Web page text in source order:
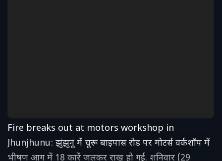
Fire breaks out at motors workshop in
Jhunjhunu: झुंझुनूं में चूरू बाइपास रोड पर मोटर्स वर्कशॉप में
भीषण आग में 18 कारें जलकर राख हो गई. शनिवार (29